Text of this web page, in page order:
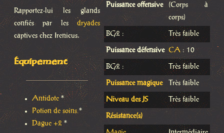
Rapportez-lui les glands
confiés par les dryades
captives chez Irenicus.
Équipement
Antidote *
Potion de soins*
Dague +2 *
Puissance offensive
(Corps à
corps)
BG2 : Très faible
Puissance défensive CA : 10
BG2 : Très faible
Puissance magique Très faible
Niveau des JS Très faible
Résistance(s)